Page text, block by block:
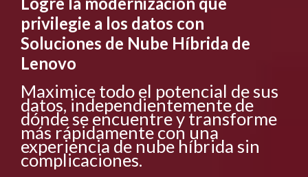
privilegie a los datos con
Soluciones de Nube Híbrida de
Lenovo
Maximice todo el potencial de sus
datos, independientemente de
dónde se encuentre y transforme
más rápidamente con una
experiencia de nube híbrida sin
complicaciones.